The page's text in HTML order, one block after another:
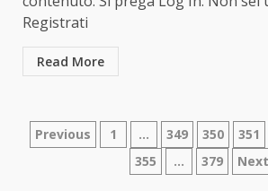
Registrati
Read More
Paginazione
Previous 1 … 349 350 351
355
… 379 Next